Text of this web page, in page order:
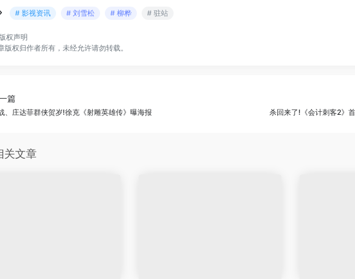
# 影视资讯 # 刘雪松 # 柳桦 # 驻站
版权声明
版权归作者所有，未经允许请勿转载。
篇
、庄达菲群侠贺岁!徐克《射雕英雄传》曝海报 杀回来了!《会计刺客2》
关文章